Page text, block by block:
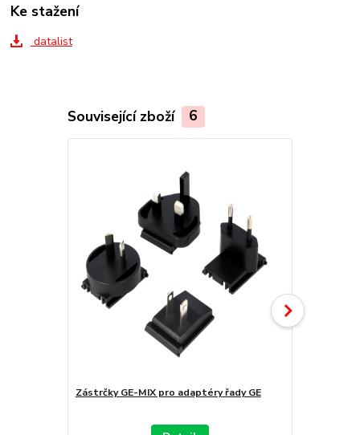
Ke stažení
datalist
Související zboží 6
Zástrčky GE-MIX pro adaptéry řady GE